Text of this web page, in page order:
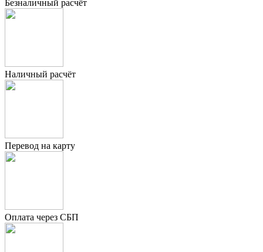
Безналичный расчёт
Наличный расчёт
Перевод на карту
Оплата через СБП